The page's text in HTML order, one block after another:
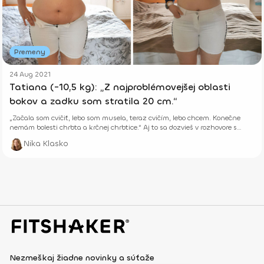
Premeny
24 Aug 2021
Tatiana (-10,5 kg): „Z najproblémovejšej oblasti
bokov a zadku som stratila 20 cm.“
„Začala som cvičiť, lebo som musela, teraz cvičím, lebo chcem. Konečne
nemám bolesti chrbta a krčnej chrbtice.“ Aj to sa dozvieš v rozhovore s
Tatianou.
Nika Klasko
Nezmeškaj žiadne novinky a súťaže